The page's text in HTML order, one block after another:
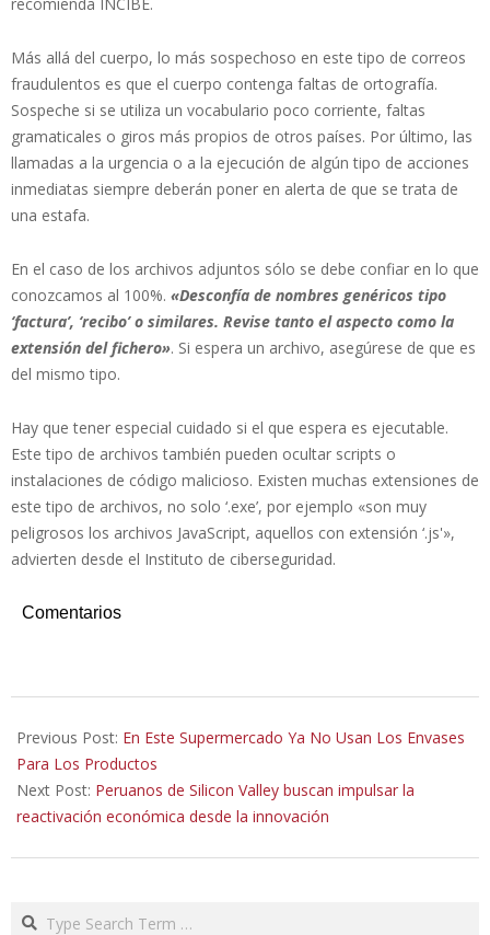
Más allá del cuerpo, lo más sospechoso en este tipo de correos
fraudulentos es que el cuerpo contenga faltas de ortografía.
Sospeche si se utiliza un vocabulario poco corriente, faltas
gramaticales o giros más propios de otros países. Por último, las
llamadas a la urgencia o a la ejecución de algún tipo de acciones
inmediatas siempre deberán poner en alerta de que se trata de
una estafa.
En el caso de los archivos adjuntos sólo se debe confiar en lo que
conozcamos al 100%. «Desconfía de nombres genéricos tipo
‘factura’, ‘recibo’ o similares. Revise tanto el aspecto como la
extensión del fichero». Si espera un archivo, asegúrese de que es
del mismo tipo.
Hay que tener especial cuidado si el que espera es ejecutable.
Este tipo de archivos también pueden ocultar scripts o
instalaciones de código malicioso. Existen muchas extensiones de
este tipo de archivos, no solo ‘.exe’, por ejemplo «son muy
peligrosos los archivos JavaScript, aquellos con extensión ‘.js'»,
advierten desde el Instituto de ciberseguridad.
Comentarios
10-
14
Previous Post: En Este Supermercado Ya No Usan Los Envases
Para Los Productos
Next Post: Peruanos de Silicon Valley buscan impulsar la
reactivación económica desde la innovación
Search